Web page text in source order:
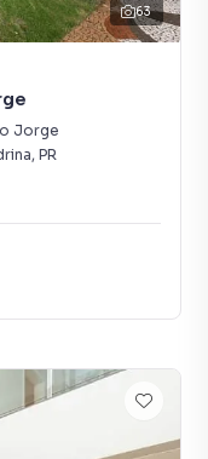
63
Jorge
, PR